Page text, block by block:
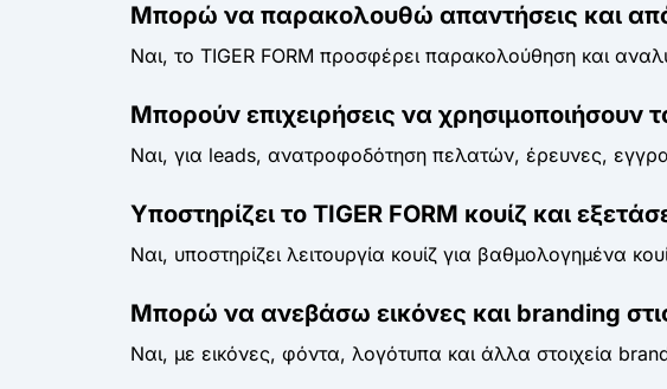
Μπορώ να παρακολουθώ απαντήσεις και
Ναι, το TIGER FORM προσφέρει παρακολούθηση και
Μπορούν επιχειρήσεις να χρησιμοποιήσουν
Ναι, για leads, ανατροφοδότηση πελατών, έρευνες,
Υποστηρίζει το TIGER FORM κουίζ και
Ναι, υποστηρίζει λειτουργία κουίζ για βαθμολογημένα
Μπορώ να ανεβάσω εικόνες και branding
Ναι, με εικόνες, φόντα, λογότυπα και άλλα στοιχεία